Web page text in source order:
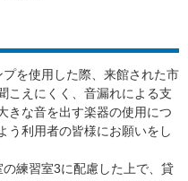
を使用した際、来館された市
こえにくく、音漏れによる支
きな音を出す楽器の使用につ
う利用者の皆様にお願いをし
練習室3に配慮した上で、貸